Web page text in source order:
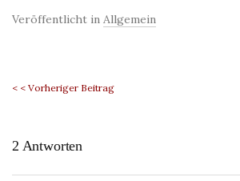
Veröffentlicht in Allgemein
< < Vorheriger Beitrag
2 Antworten